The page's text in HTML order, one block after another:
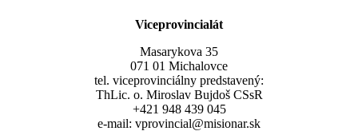
Viceprovincialát
Masarykova 35
071 01 Michalovce
tel. viceprovinciálny predstavený:
ThLic. o. Miroslav Bujdoš CSsR
+421 948 439 045
e-mail: vprovincial@misionar.sk